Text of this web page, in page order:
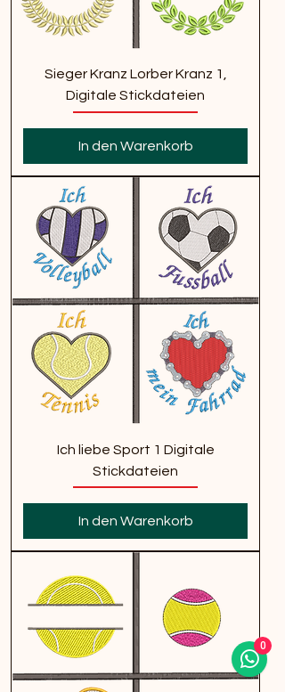
Sieger Kranz Lorber Kranz 1,
Digitale Stickdateien
In den Warenkorb
Ich liebe Sport 1 Digitale
Stickdateien
In den Warenkorb
0